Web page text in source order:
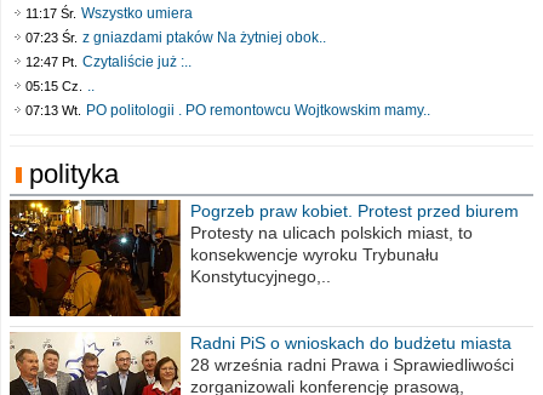
11:17 Śr. Wszystko umiera
07:23 Śr. z gniazdami ptaków Na żytniej obok..
12:47 Pt. Czytaliście już :..
05:15 Cz. ..
07:13 Wt. PO politologii . PO remontowcu Wojtkowskim mamy..
polityka
Pogrzeb praw kobiet. Protest przed biurem
poselskim PiS
Protesty na ulicach polskich miast, to
konsekwencje wyroku Trybunału
Konstytucyjnego,..
Radni PiS o wnioskach do budżetu miasta
na 2021 rok
28 września radni Prawa i Sprawiedliwości
zorganizowali konferencję prasową,